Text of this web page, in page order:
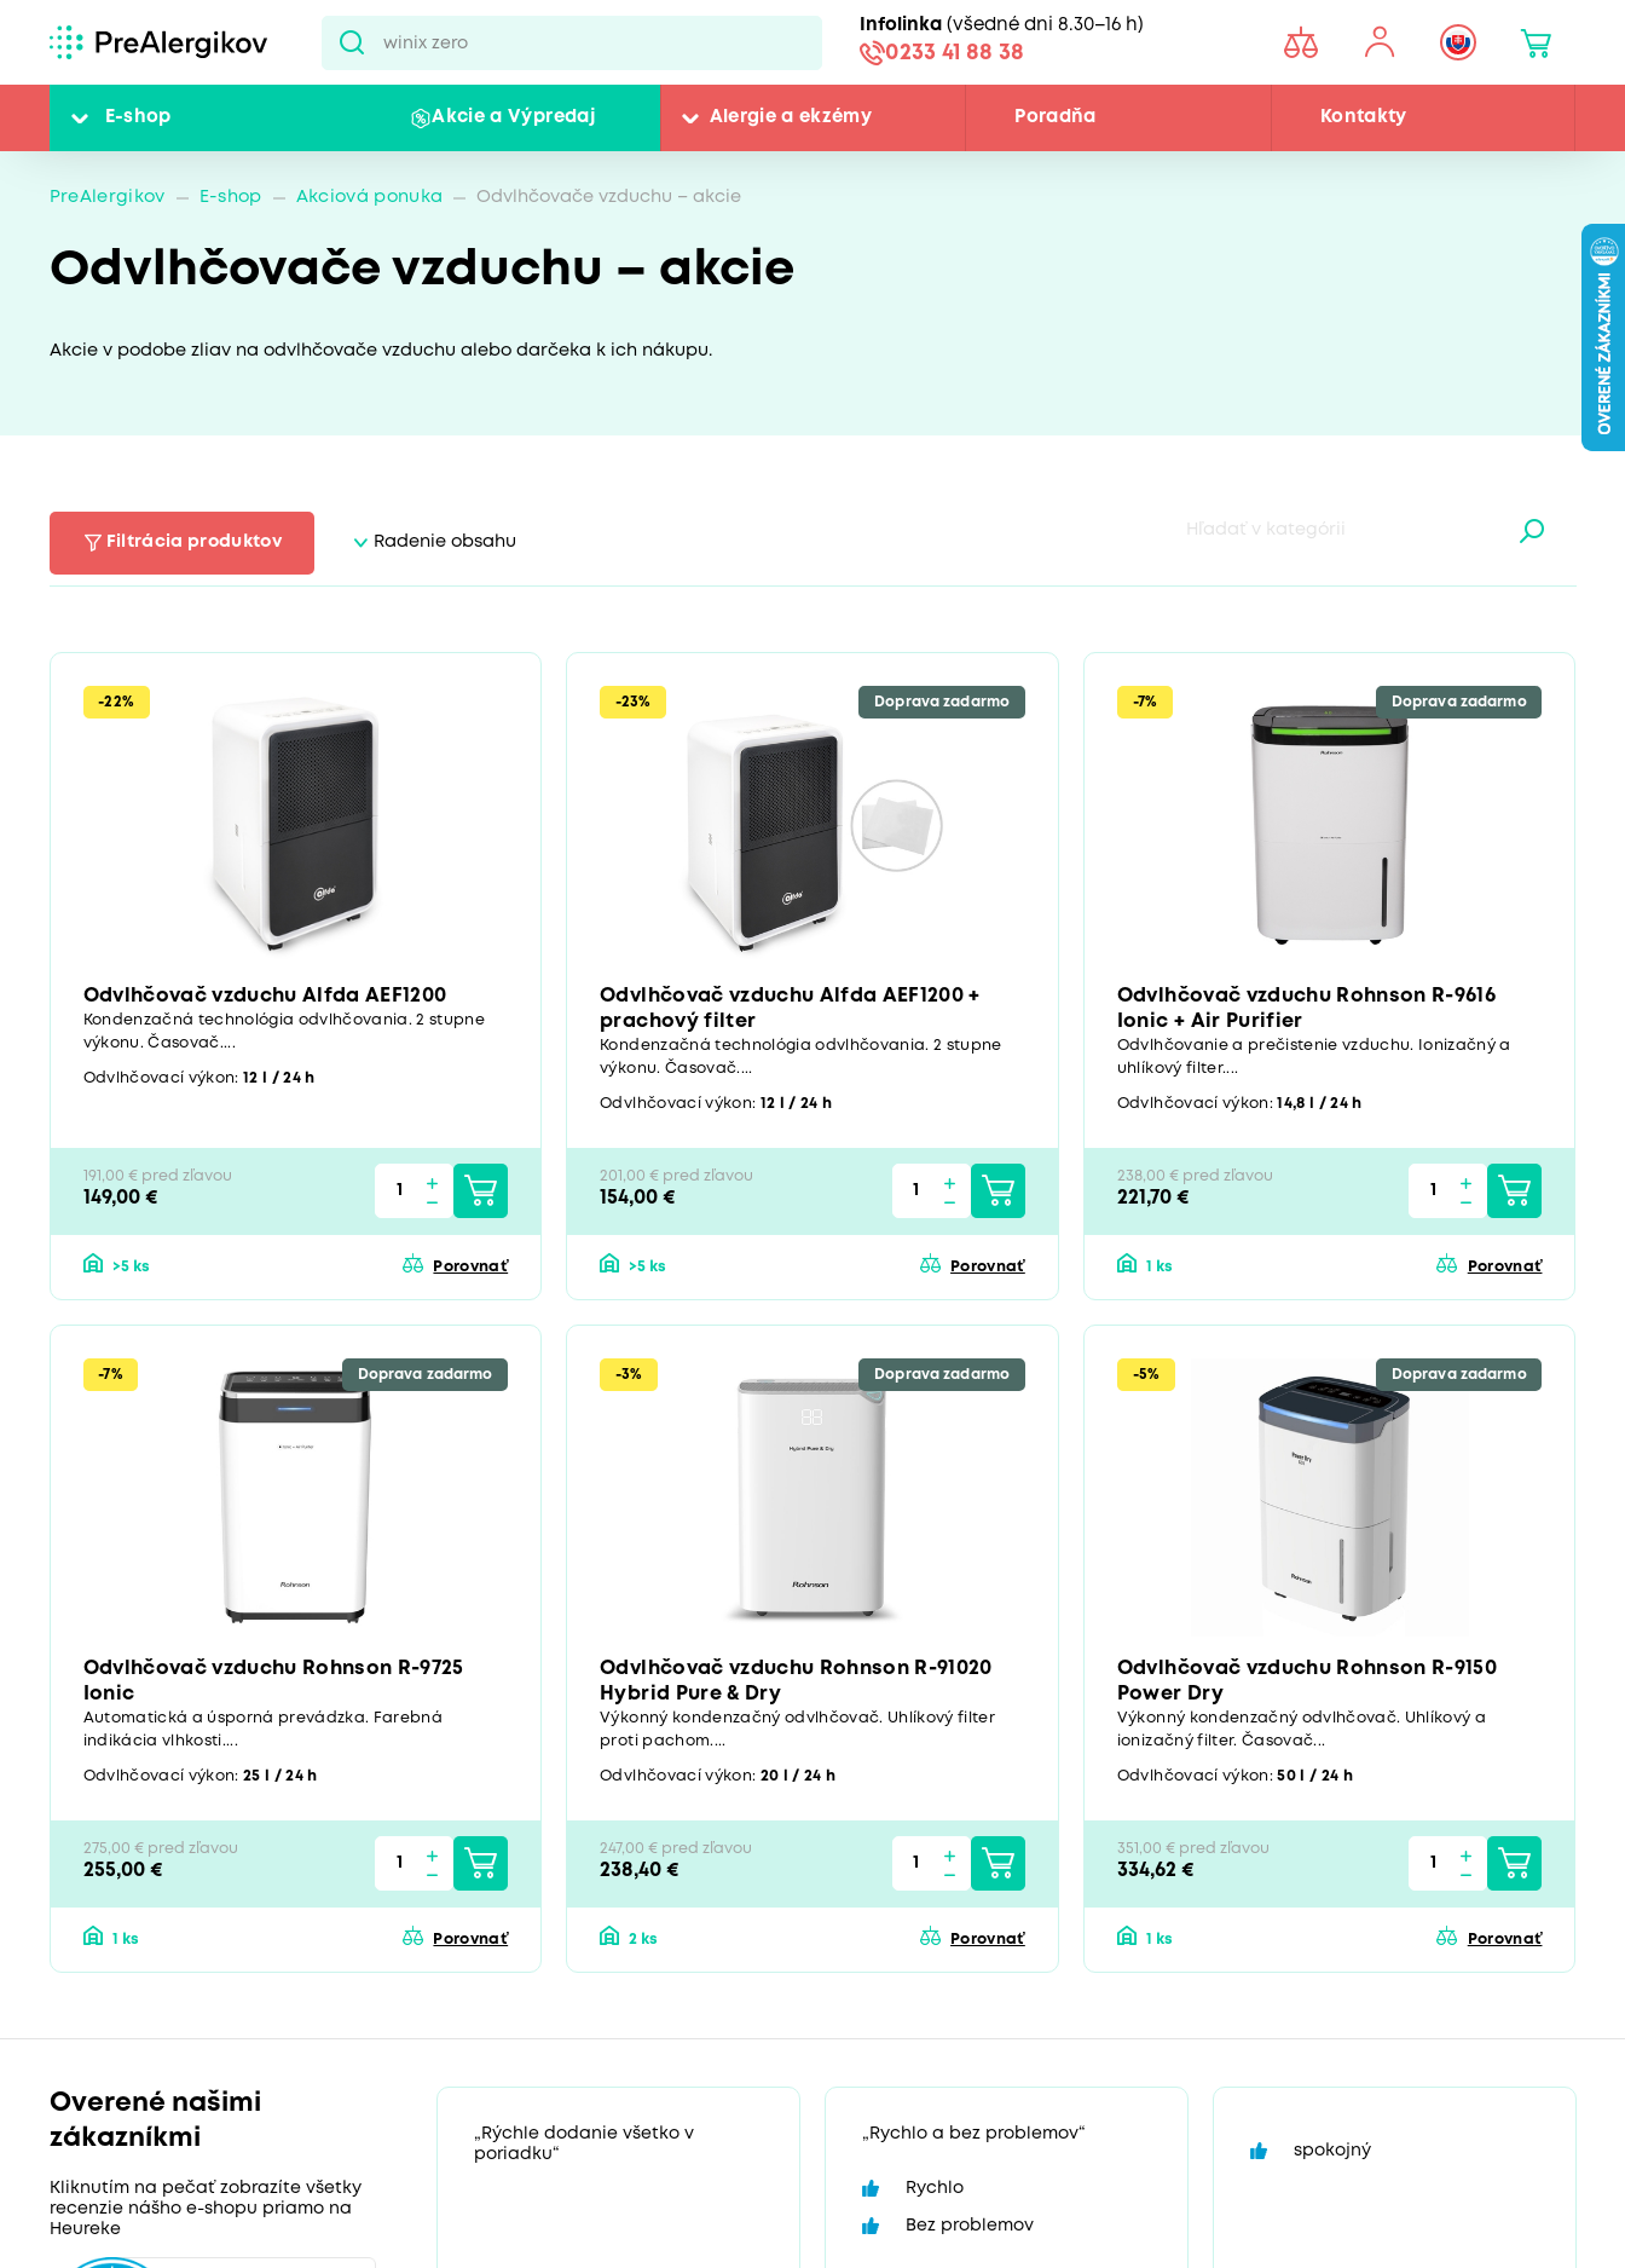
Infolinka (všedné dni 8.30–16 h)
0233 41 88 38
E-shop Akcie a Výpredaj Alergie a ekzémy Poradňa Kontakty
PreAlergikov E-shop Akciová ponuka Odvlhčovače vzduchu – akcie
Odvlhčovače vzduchu – akcie
Akcie v podobe zliav na odvlhčovače vzduchu alebo darčeka k ich nákupu.
Filtrácia produktov Radenie obsahu
-22%
Odvlhčovač vzduchu Alfda AEF1200
Kondenzačná technológia odvlhčovania. 2 stupne
výkonu. Časovač....
Odvlhčovací výkon: 12 l / 24 h
191,00 € pred zľavou
149,00 €
>5 ks Porovnať
-23% Doprava zadarmo
Odvlhčovač vzduchu Alfda AEF1200 +
prachový filter
Kondenzačná technológia odvlhčovania. 2 stupne
výkonu. Časovač....
Odvlhčovací výkon: 12 l / 24 h
201,00 € pred zľavou
154,00 €
>5 ks Porovnať
-7% Doprava zadarmo
Odvlhčovač vzduchu Rohnson R-9616
Ionic + Air Purifier
Odvlhčovanie a prečistenie vzduchu. Ionizačný a
uhlíkový filter....
Odvlhčovací výkon:14,8 l / 24 h
238,00 € pred zľavou
221,70 €
1 ks Porovnať
-7% Doprava zadarmo
Odvlhčovač vzduchu Rohnson R-9725
Ionic
Automatická a úsporná prevádzka. Farebná
indikácia vlhkosti....
Odvlhčovací výkon: 25 l / 24 h
275,00 € pred zľavou
255,00 €
1 ks Porovnať
-3% Doprava zadarmo
Odvlhčovač vzduchu Rohnson R-91020
Hybrid Pure & Dry
Výkonný kondenzačný odvlhčovač. Uhlíkový filter
proti pachom....
Odvlhčovací výkon: 20 l / 24 h
247,00 € pred zľavou
238,40 €
2 ks Porovnať
-5% Doprava zadarmo
Odvlhčovač vzduchu Rohnson R-9150
Power Dry
Výkonný kondenzačný odvlhčovač. Uhlíkový a
ionizačný filter. Časovač...
Odvlhčovací výkon:50 l / 24 h
351,00 € pred zľavou
334,62 €
1 ks Porovnať
Overené našimi
zákazníkmi
Kliknutím na pečať zobrazíte všetky
recenzie nášho e-shopu priamo na
Heureke
„Rýchle dodanie všetko v
poriadku“
„Rychlo a bez problemov“
Rychlo
Bez problemov
spokojný